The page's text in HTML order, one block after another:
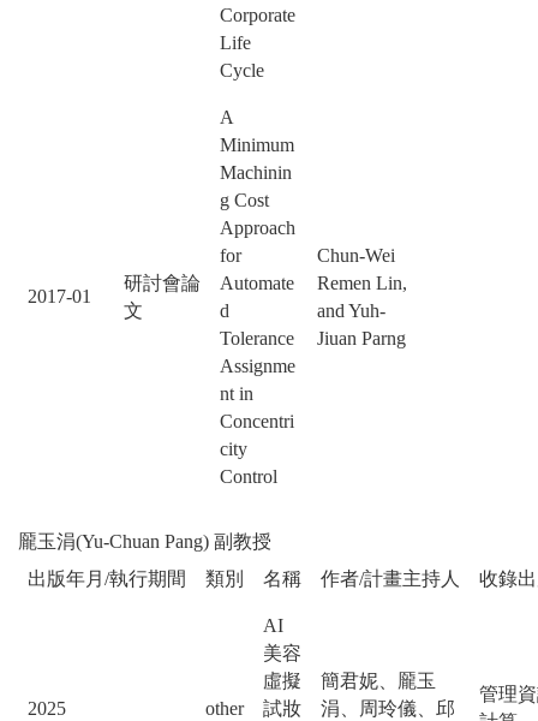
Corporate
Life
Cycle
2017-01
研討會論
文
A
Minimum
Machinin
g Cost
Approach
for
Automate
d
Tolerance
Assignme
nt in
Concentri
city
Control
Chun-Wei
Remen Lin,
and Yuh-
Jiuan Parng
龎玉涓(Yu-Chuan Pang) 副教授
出版年月/執行期間
類別 名稱 作者/計畫主持人 收錄
2025 other
AI
美容
虛擬
試妝
簡君妮、龎玉
涓、周玲儀、邱
管理